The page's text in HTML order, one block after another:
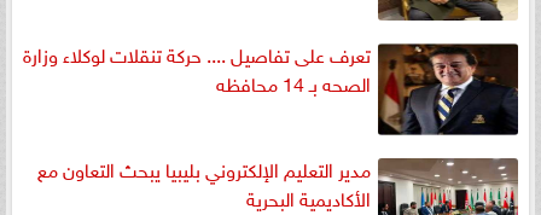
تعرف على تفاصيل .... حركة تنقلات لوكلاء وزارة
الصحه بـ 14 محافظه
مدير التعليم الإلكتروني بليبيا يبحث التعاون مع
الأكاديمية البحرية